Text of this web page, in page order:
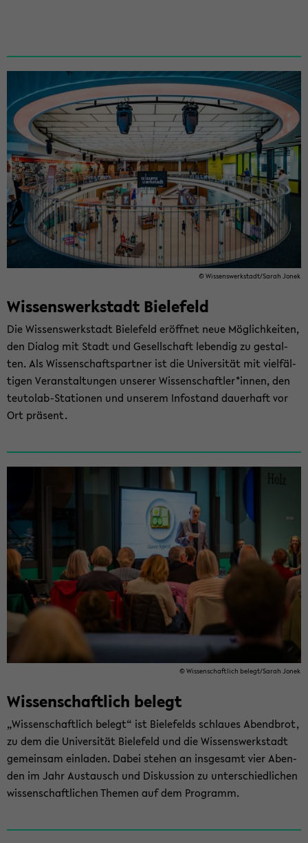
© Wis­sens­werk­stadt/Sarah Jonek
Wissenswerkstadt ­Bielefeld
Die Wis­sens­werk­stadt Bie­le­feld er­öff­net neue Mög­lich­kei­ten,
den Dia­log mit Stadt und Ge­sell­schaft le­ben­dig zu ge­stal­
ten. Als Wis­sen­schafts­part­ner ist die Uni­ver­si­tät mit viel­fäl­
ti­gen Ver­an­stal­tun­gen un­se­rer Wis­sen­schaft­ler*innen, den
teutolab-​Stationen und un­se­rem In­fo­stand dau­er­haft vor
Ort prä­sent.
© Wis­sen­schaft­lich be­legt/Sarah Jonek
Wis­sen­schaft­lich be­legt
„Wis­sen­schaft­lich be­legt“ ist Bie­le­felds schlau­es Abend­brot,
zu dem die Uni­ver­si­tät Bie­le­feld und die Wis­sens­werk­stadt
ge­mein­sam ein­la­den. Dabei ste­hen an ins­ge­samt vier Aben­
den im Jahr Aus­tausch und Dis­kus­si­on zu un­ter­schied­li­chen
wis­sen­schaft­li­chen The­men auf dem Pro­gramm.